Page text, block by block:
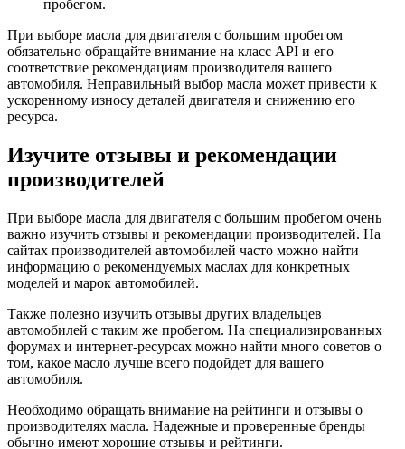
пробегом.
При выборе масла для двигателя с большим пробегом
обязательно обращайте внимание на класс API и его
соответствие рекомендациям производителя вашего
автомобиля. Неправильный выбор масла может привести к
ускоренному износу деталей двигателя и снижению его
ресурса.
Изучите отзывы и рекомендации
производителей
При выборе масла для двигателя с большим пробегом очень
важно изучить отзывы и рекомендации производителей. На
сайтах производителей автомобилей часто можно найти
информацию о рекомендуемых маслах для конкретных
моделей и марок автомобилей.
Также полезно изучить отзывы других владельцев
автомобилей с таким же пробегом. На специализированных
форумах и интернет-ресурсах можно найти много советов о
том, какое масло лучше всего подойдет для вашего
автомобиля.
Необходимо обращать внимание на рейтинги и отзывы о
производителях масла. Надежные и проверенные бренды
обычно имеют хорошие отзывы и рейтинги.